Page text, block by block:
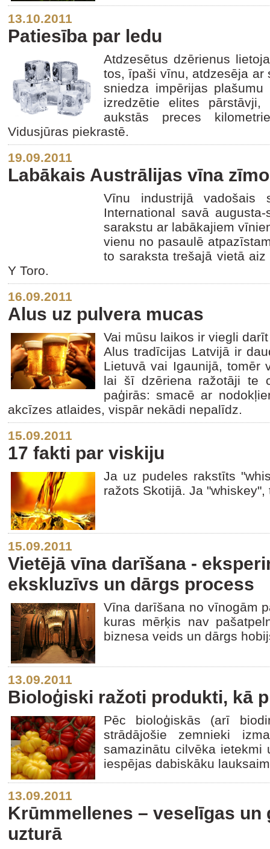
13.10.2011
Patiesība par ledu
Atdzesētus dzērienus
tos, īpaši vīnu, atdzesēja ar
sniedza impērijas
izredzētie elites
aukstās preces
Vidusjūras piekrastē.
19.09.2011
Labākais Austrālijas vīna
Vīnu industrijā vadošais
International savā
sarakstu ar labākajiem
vienu no pasaulē
to saraksta trešajā vietā
Y Toro.
16.09.2011
Alus uz pulvera mucas
Vai mūsu laikos ir viegli
Alus tradīcijas Latvijā ir
Lietuvā vai Igaunijā, tomēr
lai šī dzēriena ražotāji te
paģirās: smacē ar
akcīzes atlaides, vispār nekādi nepalīdz.
15.09.2011
17 fakti par viskiju
Ja uz pudeles rakstīts
ražots Skotijā. Ja
15.09.2011
Vietējā vīna darīšana -
ekskluzīvs un dārgs process
Vīna darīšana no vīnogām
kuras mērķis nav
biznesa veids un dārgs
13.09.2011
Bioloģiski ražoti produkti, kā
Pēc bioloģiskās (arī
strādājošie zemnieki
samazinātu cilvēka ietekmi
iespējas dabiskāku
13.09.2011
Krūmmellenes – veselīgas un
uzturā